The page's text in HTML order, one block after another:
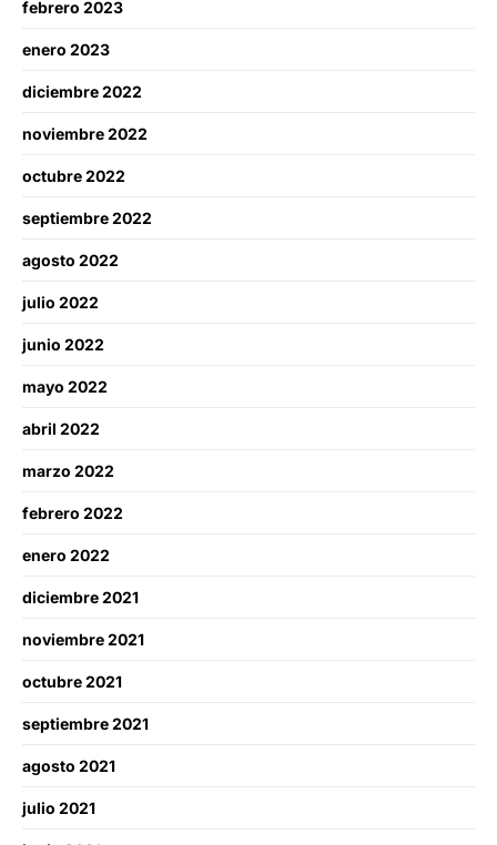
febrero 2023
enero 2023
diciembre 2022
noviembre 2022
octubre 2022
septiembre 2022
agosto 2022
julio 2022
junio 2022
mayo 2022
abril 2022
marzo 2022
febrero 2022
enero 2022
diciembre 2021
noviembre 2021
octubre 2021
septiembre 2021
agosto 2021
julio 2021